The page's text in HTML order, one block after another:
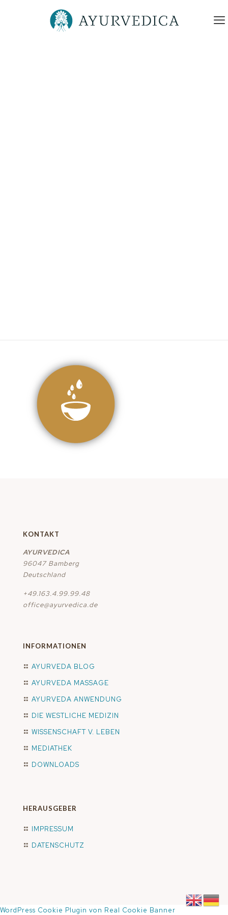
KONTAKT
AYURVEDICA
96047 Bamberg
Deutschland
+49.163.4.99.99.48
office@ayurvedica.de
INFORMATIONEN
AYURVEDA BLOG
AYURVEDA MASSAGE
AYURVEDA ANWENDUNG
DIE WESTLICHE MEDIZIN
WISSENSCHAFT V. LEBEN
MEDIATHEK
DOWNLOADS
HERAUSGEBER
IMPRESSUM
DATENSCHUTZ
WordPress Cookie Plugin von Real Cookie Banner